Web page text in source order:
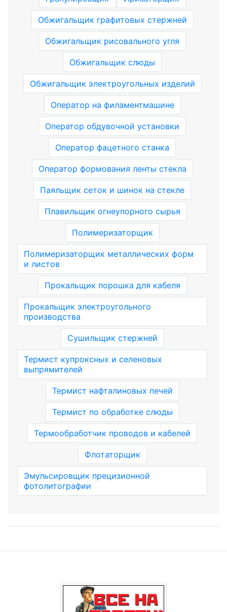
Обжигальщик графитовых стержней
Обжигальщик рисовального угля
Обжигальщик слюды
Обжигальщик электроугольных изделий
Оператор на филаментмашине
Оператор обдувочной установки
Оператор фацетного станка
Оператор формования ленты стекла
Паяльщик сеток и шинок на стекле
Плавильщик огнеупорного сырья
Полимеризаторщик
Полимеризаторщик металлических форм
и листов
Прокальщик порошка для кабеля
Прокальщик электроугольного
производства
Сушильщик стержней
Термист купроксных и селеновых
выпрямителей
Термист нафталиновых печей
Термист по обработке слюды
Термообработчик проводов и кабелей
Флотаторщик
Эмульсировщик прецизионной
фотолитографии